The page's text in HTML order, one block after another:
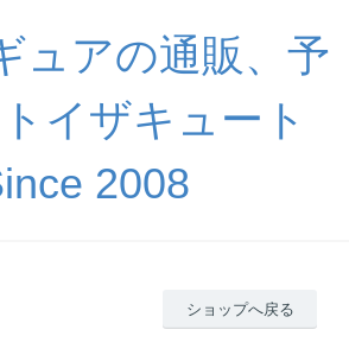
ュアの通販、予
イザキュート
2008
ショップへ戻る